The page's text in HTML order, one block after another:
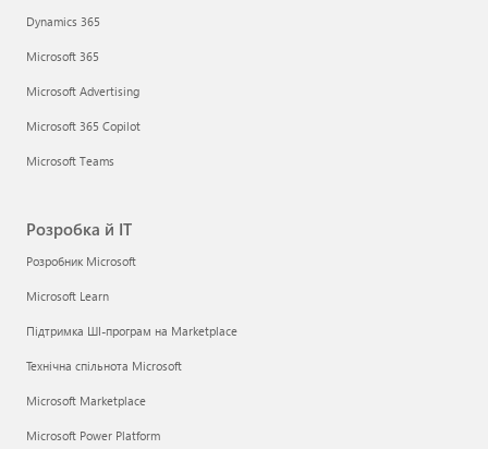
Dynamics 365
Microsoft 365
Microsoft Advertising
Microsoft 365 Copilot
Microsoft Teams
Розробка й ІТ
Розробник Microsoft
Microsoft Learn
Підтримка ШІ-програм на Marketplace
Технічна спільнота Microsoft
Microsoft Marketplace
Microsoft Power Platform